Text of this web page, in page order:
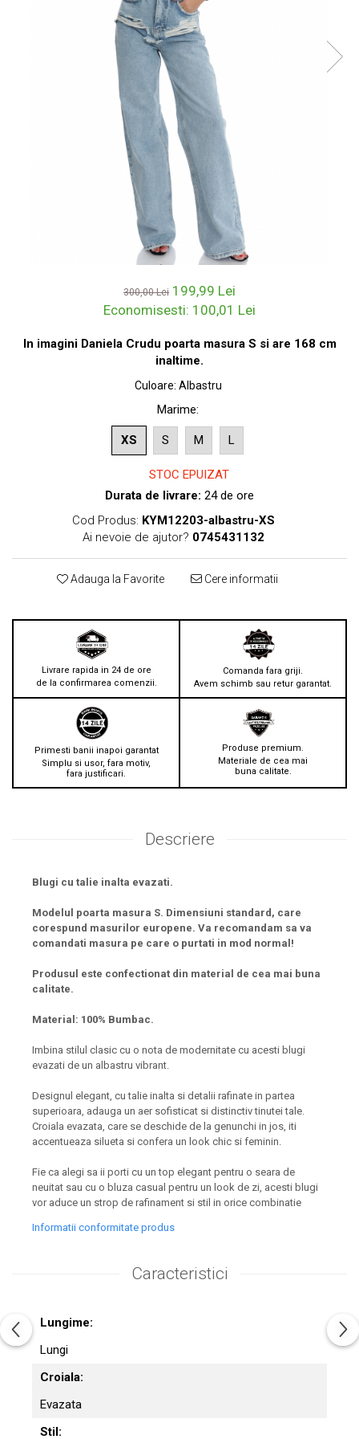
300,00 Lei 199,99 Lei
Economisesti: 100,01 Lei
In imagini Daniela Crudu poarta masura S si are 168 cm
inaltime.
Culoare: Albastru
Marime:
XS S M L
STOC EPUIZAT
Durata de livrare: 24 de ore
Cod Produs: KYM12203-albastru-XS
Ai nevoie de ajutor? 0745431132
Adauga la Favorite Cere informatii
Livrare rapida in 24 de ore
de la confirmarea comenzii.
Comanda fara griji.
Avem schimb sau retur garantat.
Primesti banii inapoi garantat
Simplu si usor, fara motiv,
fara justificari.
Produse premium.
Materiale de cea mai
buna calitate.
Descriere
Blugi cu talie inalta evazati.
Modelul poarta masura S. Dimensiuni standard, care
corespund masurilor europene. Va recomandam sa va
comandati masura pe care o purtati in mod normal!
Produsul este confectionat din material de cea mai buna
calitate.
Material: 100% Bumbac.
Imbina stilul clasic cu o nota de modernitate cu acesti blugi
evazati de un albastru vibrant.
Designul elegant, cu talie inalta si detalii rafinate in partea
superioara, adauga un aer sofisticat si distinctiv tinutei tale.
Croiala evazata, care se deschide de la genunchi in jos, iti
accentueaza silueta si confera un look chic si feminin.
Fie ca alegi sa ii porti cu un top elegant pentru o seara de
neuitat sau cu o bluza casual pentru un look de zi, acesti blugi
vor aduce un strop de rafinament si stil in orice combinatie
Informatii conformitate produs
Caracteristici
Lungime:
Lungi
Croiala:
Evazata
Stil: